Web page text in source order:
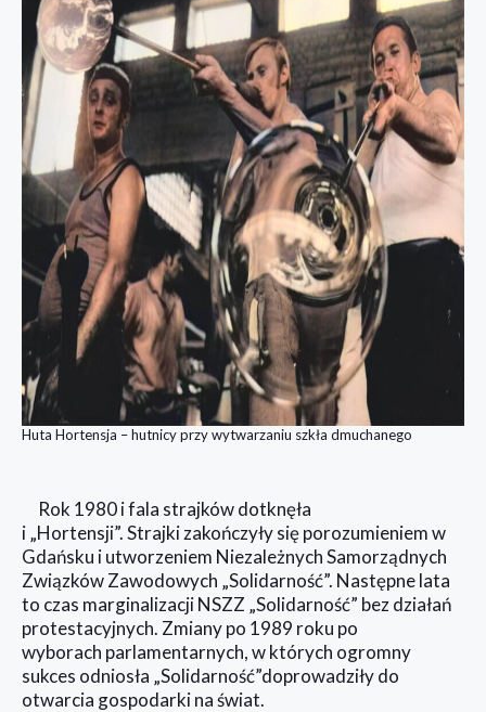
Huta Hortensja – hutnicy przy wytwarzaniu szkła dmuchanego
Rok 1980 i fala strajków dotknęła
i „Hortensji”. Strajki zakończyły się porozumieniem w
Gdańsku i utworzeniem Niezależnych Samorządnych
Związków Zawodowych „Solidarność”. Następne lata
to czas marginalizacji NSZZ „Solidarność” bez działań
protestacyjnych. Zmiany po 1989 roku po
wyborach parlamentarnych, w których ogromny
sukces odniosła „Solidarność”doprowadziły do
otwarcia gospodarki na świat.